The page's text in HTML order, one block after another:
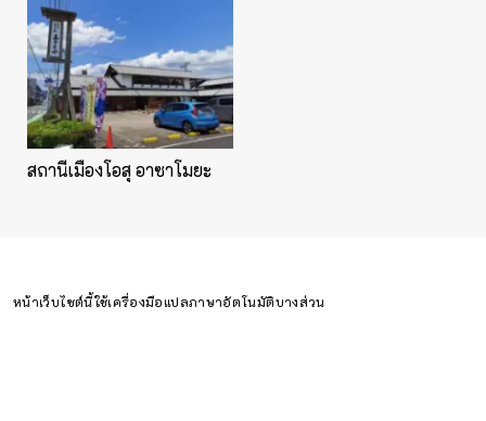
สถานีเมืองโอสุ อาซาโมยะ
หน้าเว็บไซต์นี้ใช้เครื่องมือแปลภาษาอัตโนมัติบางส่วน